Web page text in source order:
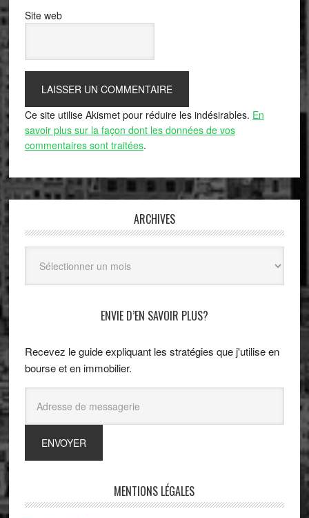
Site web
Ce site utilise Akismet pour réduire les indésirables. En
savoir plus sur la façon dont les données de vos
commentaires sont traitées.
ARCHIVES
ENVIE D’EN SAVOIR PLUS?
Recevez le guide expliquant les stratégies que j'utilise en
bourse et en immobilier.
MENTIONS LÉGALES